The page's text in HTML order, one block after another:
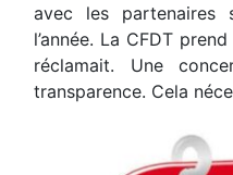
avec les partenaires
l’année. La CFDT
réclamait. Une
transparence. Cela